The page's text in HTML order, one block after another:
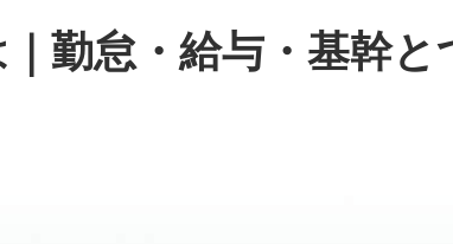
勤怠・給与・基幹と